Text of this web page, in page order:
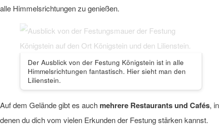
alle Himmelsrichtungen zu genießen.
Der Ausblick von der Festung Königstein ist in alle
Himmelsrichtungen fantastisch. Hier sieht man den
Lilienstein.
Auf dem Gelände gibt es auch mehrere Restaurants und Cafés, in
denen du dich vom vielen Erkunden der Festung stärken kannst.